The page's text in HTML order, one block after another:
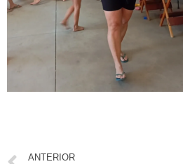
ANTERIOR